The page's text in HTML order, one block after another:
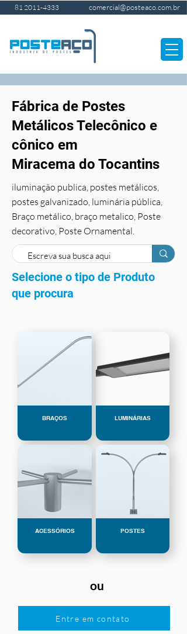
81 2011-4333 comercial@posteaco.com.br
Fábrica de Postes
Metálicos Telecônico e
cônico em
Miracema do Tocantins
iluminação publica, postes metálicos,
postes galvanizado, luminária pública,
Braço metálico, braço metalico, Poste
decorativo, Poste Ornamental.
Selecione o tipo de Produto
que procura
BRAÇOS LUMINÁRIAS
ACESSÓRIOS POSTES
ou
Entre em contato